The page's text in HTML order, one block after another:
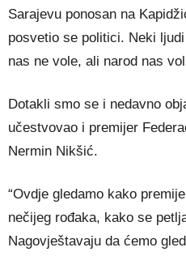
Sarajevu ponosan na
posvetio se politici. Neki
nas ne vole, ali narod nas
Dotakli smo se i nedavno
učestvovao i premijer
Nermin Nikšić.
“Ovdje gledamo kako
nečijeg rođaka, kako se
Nagovještavaju da ćemo